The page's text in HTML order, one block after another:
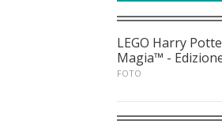
LEGO Harry
Magia™ -
FOTO